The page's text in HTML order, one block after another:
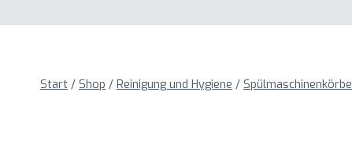
Start / Shop / Reinigung und Hygiene / Spülmaschinenkörbe